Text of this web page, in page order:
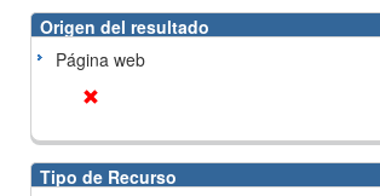
Origen del resultado
Página web
Tipo de Recurso